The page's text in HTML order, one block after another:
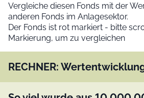
Vergleiche diesen Fonds mit der
anderen Fonds im Anlagesektor.
Der Fonds ist rot markiert - bitte
Markierung, um zu vergleichen
RECHNER: